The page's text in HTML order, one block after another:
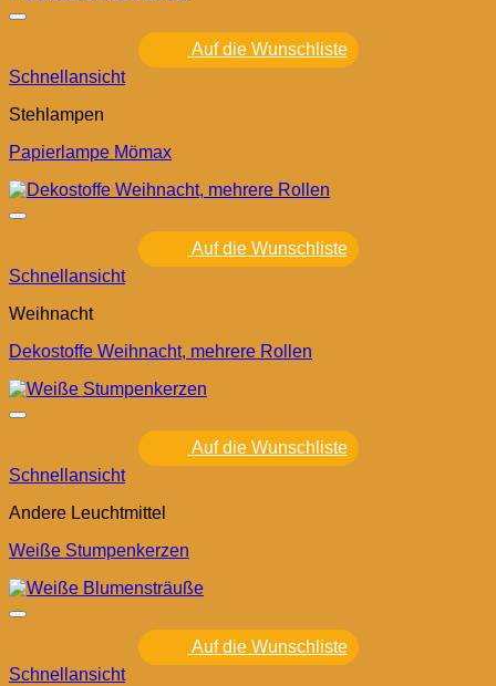
Auf die Wunschliste
Schnellansicht
Stehlampen
Papierlampe Mömax
Auf die Wunschliste
Schnellansicht
Weihnacht
Dekostoffe Weihnacht, mehrere Rollen
Auf die Wunschliste
Schnellansicht
Andere Leuchtmittel
Weiße Stumpenkerzen
Auf die Wunschliste
Schnellansicht